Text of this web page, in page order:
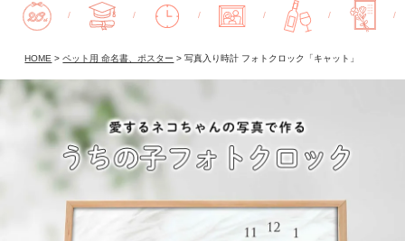
/ / / / / /
HOME ペット用 命名書、ポスター 写真入り時計 フォトクロック「キャット」